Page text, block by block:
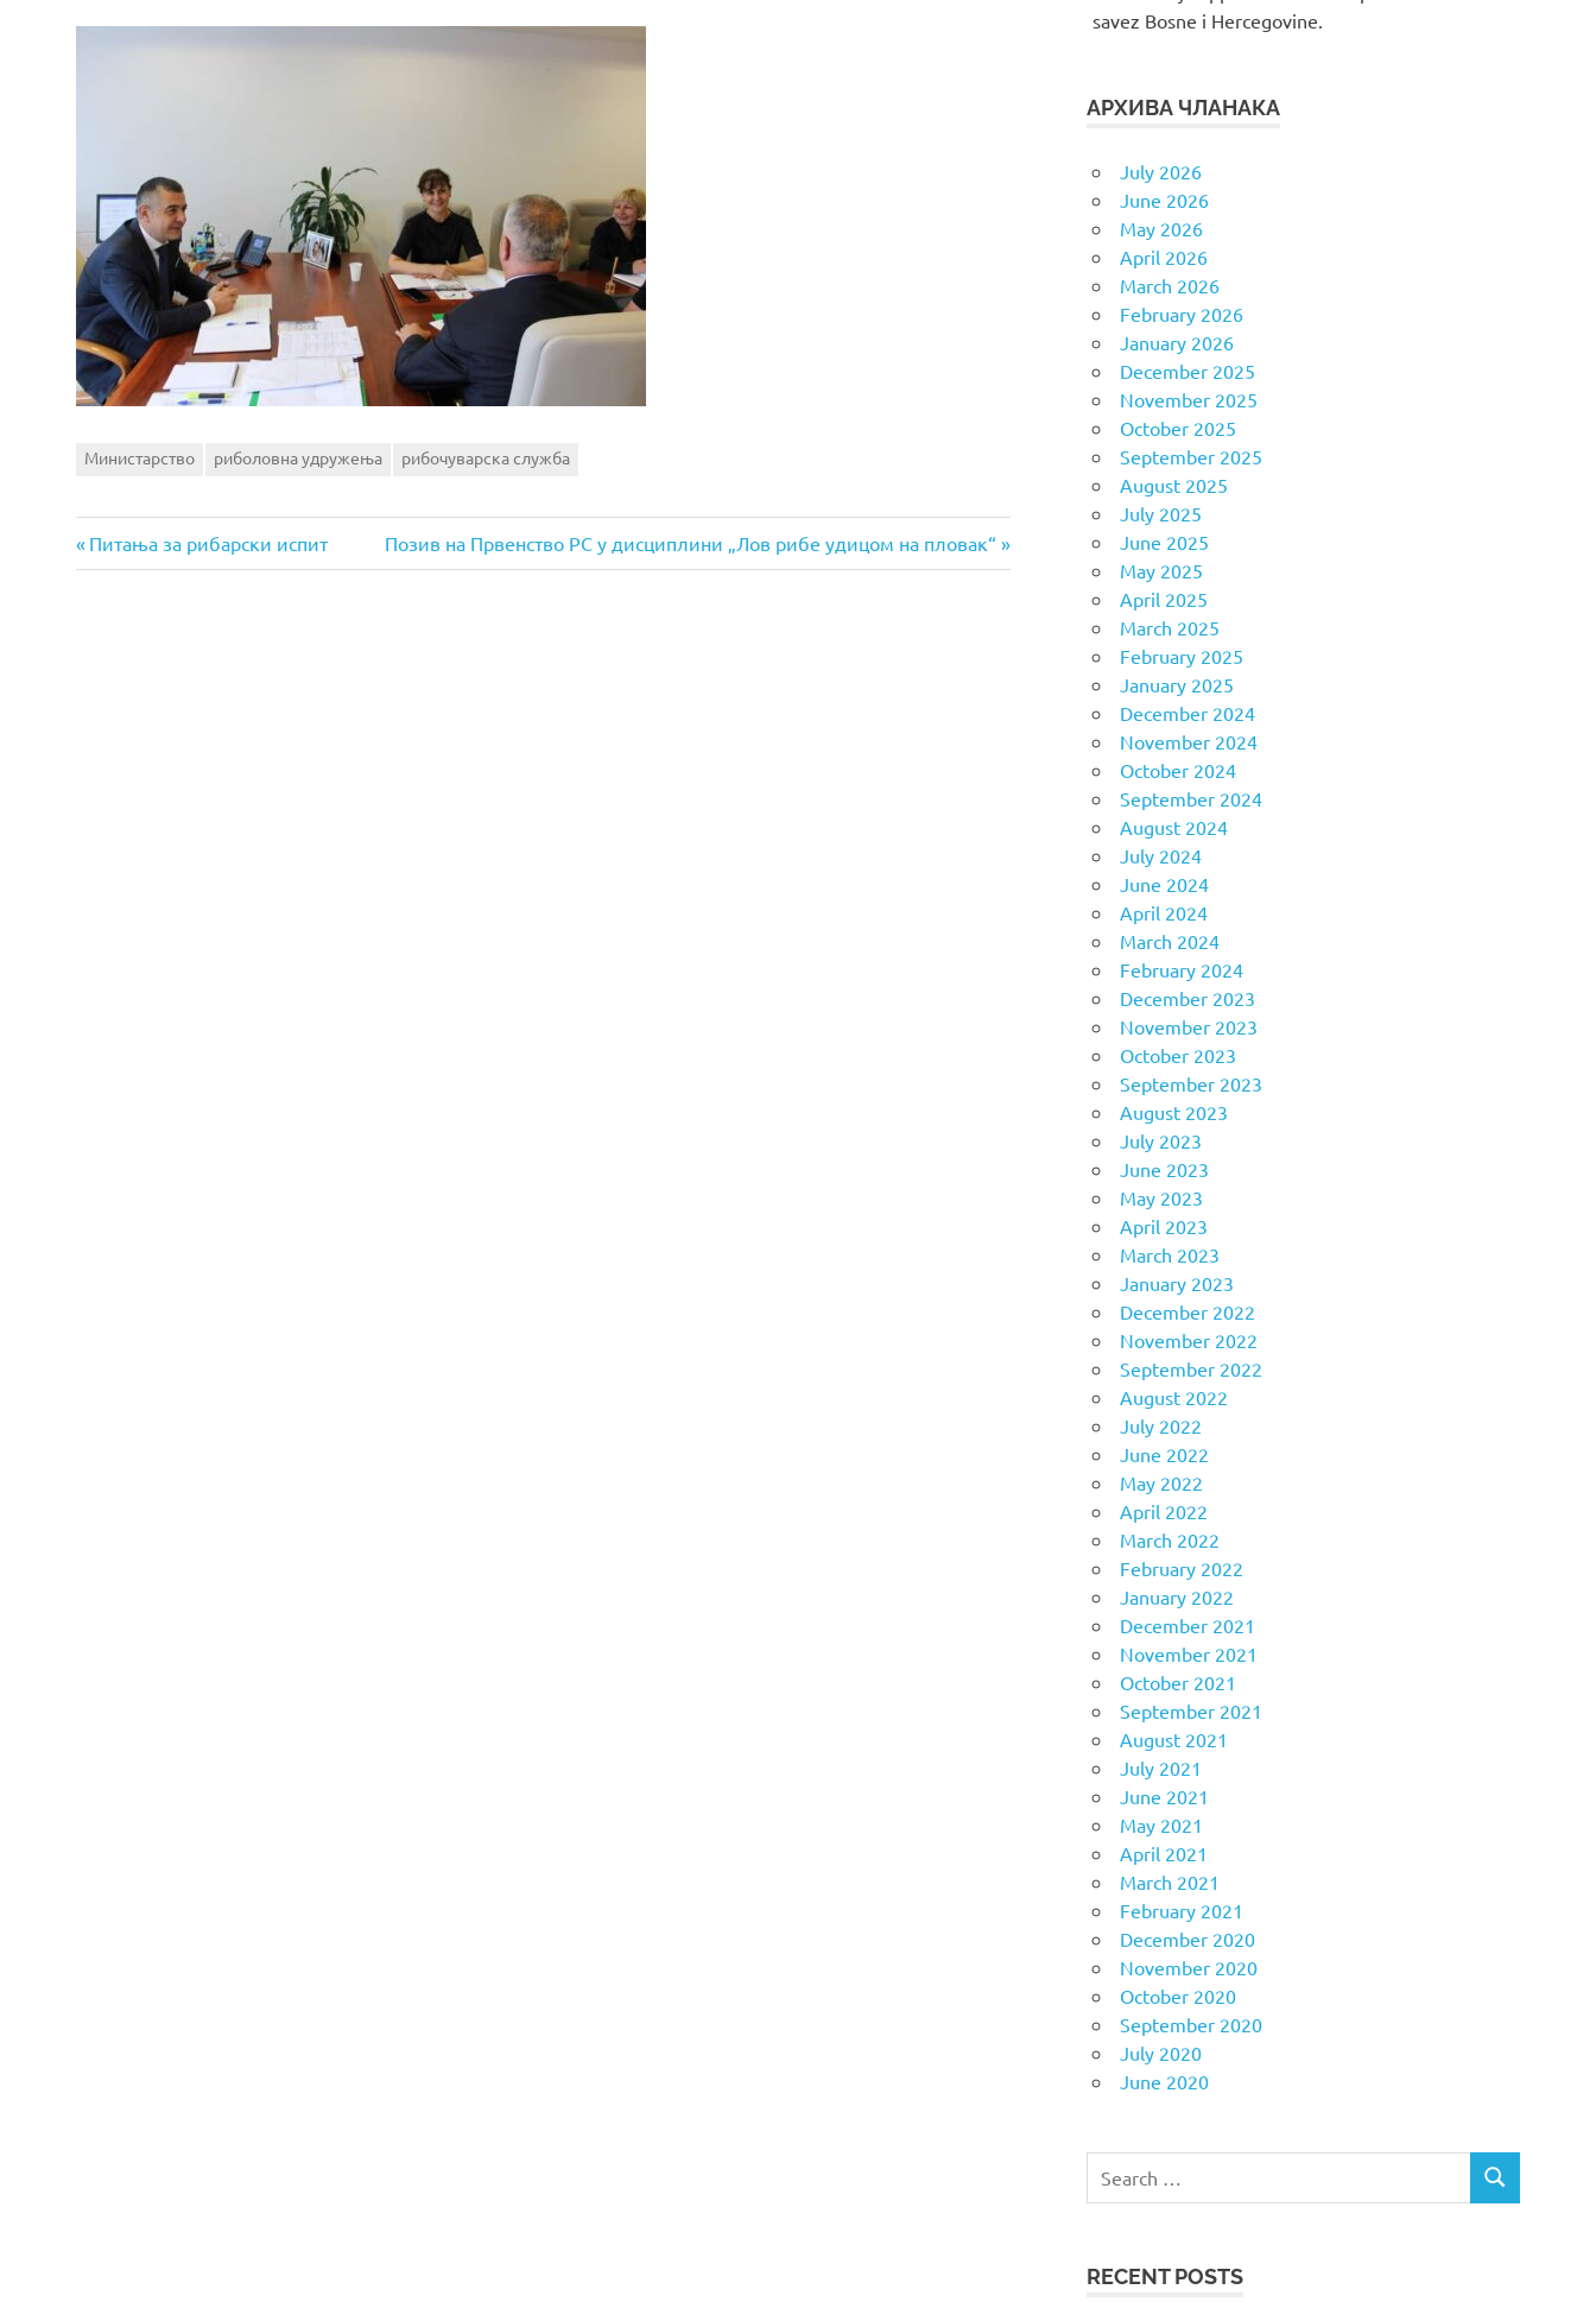
Министарство риболовна удружења рибочуварска служба
Post
Previous
Post:
Питања за рибарски испит
Next
Post:
Позив на Првенство РС у дисциплини „Лов рибе удицом на пловак“
savez Bosne i Hercegovine.
АРХИВА ЧЛАНАКА
July 2026
June 2026
May 2026
April 2026
March 2026
February 2026
January 2026
December 2025
November 2025
October 2025
September 2025
August 2025
July 2025
June 2025
May 2025
April 2025
March 2025
February 2025
January 2025
December 2024
November 2024
October 2024
September 2024
August 2024
July 2024
June 2024
April 2024
March 2024
February 2024
December 2023
November 2023
October 2023
September 2023
August 2023
July 2023
June 2023
May 2023
April 2023
March 2023
January 2023
December 2022
November 2022
September 2022
August 2022
July 2022
June 2022
May 2022
April 2022
March 2022
February 2022
January 2022
December 2021
November 2021
October 2021
September 2021
August 2021
July 2021
June 2021
May 2021
April 2021
March 2021
February 2021
December 2020
November 2020
October 2020
September 2020
July 2020
June 2020
SEARCH
RECENT POSTS